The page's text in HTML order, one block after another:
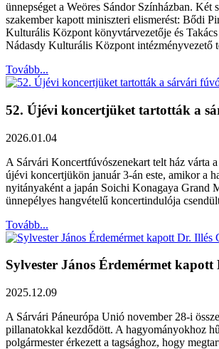
ünnepséget a Weöres Sándor Színházban. Két
szakember kapott miniszteri elismerést: Bődi
Kulturális Központ könyvtárvezetője és
Nádasdy Kulturális Központ intézményvezető
Tovább...
52. Újévi koncertjüket tartották a
2026.01.04
A Sárvári Koncertfúvószenekart telt ház várta
újévi koncertjükön január 3-án este, amikor a
nyitányaként a japán Soichi Konagaya Grand
ünnepélyes hangvételű koncertindulója
Tovább...
Sylvester János Érdemérmet
2025.12.09
A Sárvári Páneurópa Unió november 28-i
pillanatokkal kezdődött. A hagyományokhoz
polgármester érkezett a tagsághoz, hogy